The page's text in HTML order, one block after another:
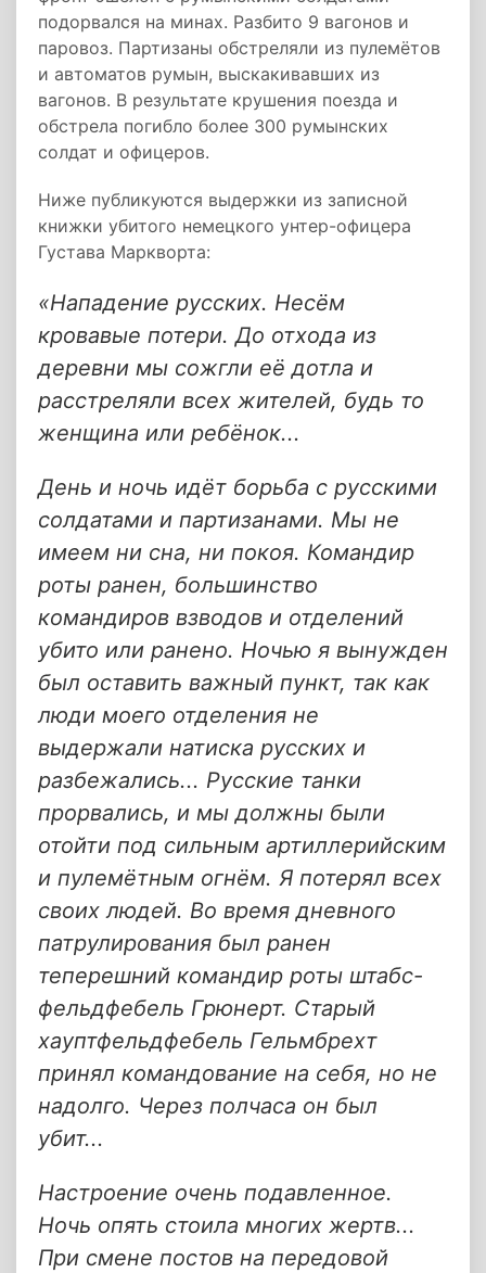
подорвался на минах. Разбито 9 вагонов и
паровоз. Партизаны обстреляли из пулемётов
и автоматов румын, выскакивавших из
вагонов. В результате крушения поезда и
обстрела погибло более 300 румынских
солдат и офицеров.
Ниже публикуются выдержки из записной
книжки убитого немецкого унтер-офицера
Густава Маркворта:
«Нападение русских. Несём
кровавые потери. До отхода из
деревни мы сожгли её дотла и
расстреляли всех жителей, будь то
женщина или ребёнок...
День и ночь идёт борьба с русскими
солдатами и партизанами. Мы не
имеем ни сна, ни покоя. Командир
роты ранен, большинство
командиров взводов и отделений
убито или ранено. Ночью я вынужден
был оставить важный пункт, так как
люди моего отделения не
выдержали натиска русских и
разбежались... Русские танки
прорвались, и мы должны были
отойти под сильным артиллерийским
и пулемётным огнём. Я потерял всех
своих людей. Во время дневного
патрулирования был ранен
теперешний командир роты штабс-
фельдфебель Грюнерт. Старый
хауптфельдфебель Гельмбрехт
принял командование на себя, но не
надолго. Через полчаса он был
убит...
Настроение очень подавленное.
Ночь опять стоила многих жертв...
При смене постов на передовой